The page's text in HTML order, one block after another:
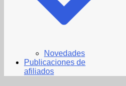
Novedades
Publicaciones de
afiliados